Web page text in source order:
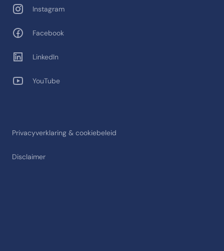
Privacyverklaring & cookiebeleid
Disclaimer
Instagram
Facebook
LinkedIn
YouTube